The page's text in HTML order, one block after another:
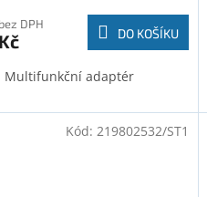
DPH
DO KOŠÍKU
Multifunkční adaptér
Kód: 219802532/ST1